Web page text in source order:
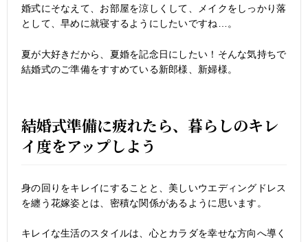
婚式にそなえて、お部屋を涼しくして、メイクをしっかり落
として、早めに就寝するようにしたいですね…。
夏が大好きだから、夏婚を記念日にしたい！そんな気持ちで
結婚式のご準備をすすめている新郎様、新婦様。
結婚式準備に疲れたら、暮らしのキレ
イ度をアップしよう
身の回りをキレイにすることと、美しいウエディングドレス
を纏う花嫁姿とは、密積な関係があるように思います。
キレイな生活のスタイルは、心とカラダを幸せな方向へ導く